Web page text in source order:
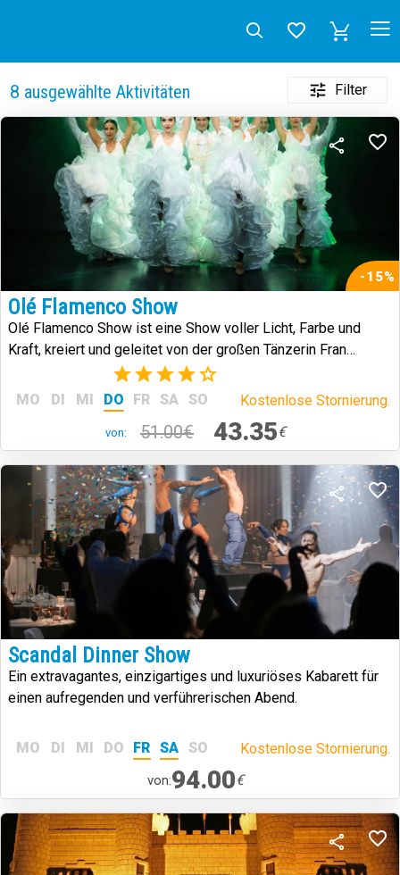
8 ausgewählte Aktivitäten Filter
-15%
Olé Flamenco Show
Olé Flamenco Show ist eine Show voller Licht, Farbe und
Kraft, kreiert und geleitet von der großen Tänzerin Fran
(3)
MO DI MI DO FR SA SO Kostenlose Stornierung.
von: 51.00€ 43.35€
Scandal Dinner Show
Ein extravagantes, einzigartiges und luxuriöses Kabarett für
einen aufregenden und verführerischen Abend.
MO DI MI DO FR SA SO Kostenlose Stornierung.
von:94.00€